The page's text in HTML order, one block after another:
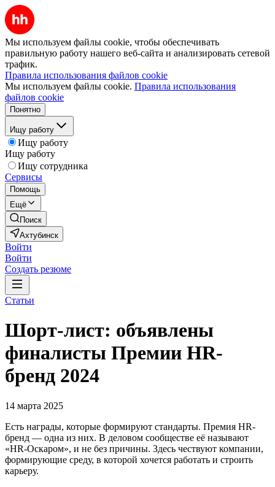
Мы используем файлы cookie, чтобы обеспечивать
правильную работу нашего веб-сайта и анализировать сетевой
трафик.
Правила использования файлов cookie
Мы используем файлы cookie. Правила использования
файлов cookie
Понятно
Ищу работу
Ищу работу
Ищу работу
Ищу сотрудника
Сервисы
Помощь
Ещё
Поиск
Ахтубинск
Войти
Войти
Создать резюме
Статьи
Шорт-лист: объявлены
финалисты Премии HR-
бренд 2024
14 марта 2025
Есть награды, которые формируют стандарты. Премия HR-
бренд — одна из них. В деловом сообществе её называют
«HR-Оскаром», и не без причины. Здесь чествуют компании,
формирующие среду, в которой хочется работать и строить
карьеру.